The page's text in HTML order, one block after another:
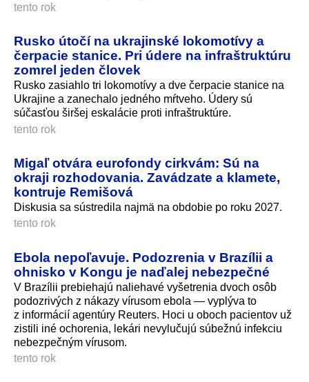
tento rok
Rusko útočí na ukrajinské lokomotívy a
čerpacie stanice. Pri údere na infraštruktúru
zomrel jeden človek
Rusko zasiahlo tri lokomotívy a dve čerpacie stanice na
Ukrajine a zanechalo jedného mŕtveho. Údery sú
súčasťou širšej eskalácie proti infraštruktúre.
tento rok
Migaľ otvára eurofondy cirkvám: Sú na
okraji rozhodovania. Zavádzate a klamete,
kontruje Remišová
Diskusia sa sústredila najmä na obdobie po roku 2027.
tento rok
Ebola nepoľavuje. Podozrenia v Brazílii a
ohnisko v Kongu je naďalej nebezpečné
V Brazílii prebiehajú naliehavé vyšetrenia dvoch osôb
podozrivých z nákazy vírusom ebola — vyplýva to
z informácií agentúry Reuters. Hoci u oboch pacientov už
zistili iné ochorenia, lekári nevylučujú súbežnú infekciu
nebezpečným vírusom.
tento rok